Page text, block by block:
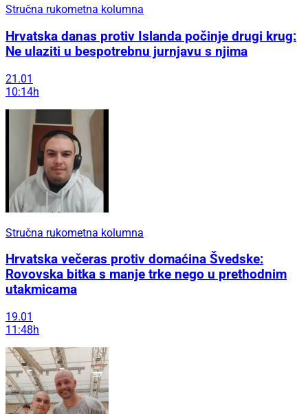
Stručna rukometna kolumna
Hrvatska danas protiv Islanda počinje drugi krug:
Ne ulaziti u bespotrebnu jurnjavu s njima
21.01
10:14h
Stručna rukometna kolumna
Hrvatska večeras protiv domaćina Švedske:
Rovovska bitka s manje trke nego u prethodnim
utakmicama
19.01
11:48h